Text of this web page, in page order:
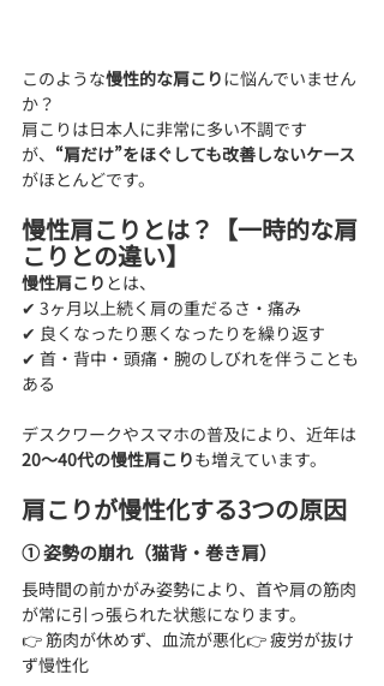
このような慢性的な肩こりに悩んでいません
か？
肩こりは日本人に非常に多い不調です
が、 “肩だけ”をほぐしても改善しないケース
がほとんどです。
慢性肩こりとは？【一時的な肩
こりとの違い】
慢性肩こり とは、
✔ 3ヶ月以上続く肩の重だるさ・痛み
✔ 良くなったり悪くなったりを繰り返す
✔ 首・背中・頭痛・腕のしびれを伴うことも
ある
デスクワークやスマホの普及により、近年は
20〜40代の慢性肩こりも増えています。
肩こりが慢性化する3つの原因
① 姿勢の崩れ（猫背・巻き肩）
長時間の前かがみ姿勢により、首や肩の筋肉
が常に引っ張られた状態になります。
👉 筋肉が休めず、血流が悪化👉 疲労が抜け
ず慢性化